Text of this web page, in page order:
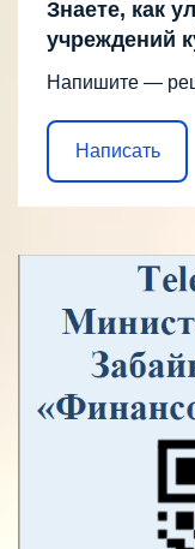
Знаете, как
учреждений
Напишите —
Написать